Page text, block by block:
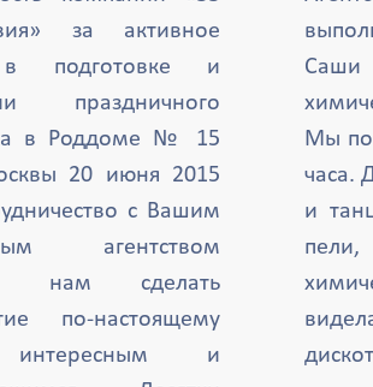
за активное
в подготовке и
праздничного
в Роддоме № 15
20 июня 2015
с Вашим
агентством
нам сделать
по-настоящему
и
Саши
Мы
часа.
и